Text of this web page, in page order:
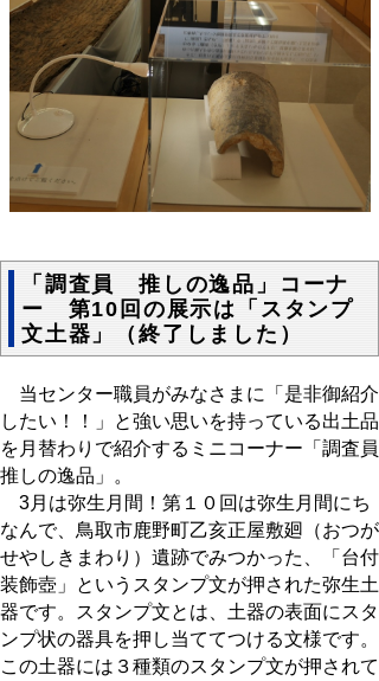
「調査員 推しの逸品」コーナ
ー 第10回の展示は「スタンプ
文土器」（終了しました）
当センター職員がみなさまに「是非御紹介
したい！！」と強い思いを持っている出土品
を月替わりで紹介するミニコーナー「調査員
推しの逸品」。
3月は弥生月間！ 第１０回は弥生月間にち
なんで、鳥取市鹿野町乙亥正屋敷廻（おつが
せやしきまわり）遺跡でみつかった、「台付
装飾壺」というスタンプ文が押された弥生土
器です。スタンプ文とは、土器の表面にスタ
ンプ状の器具を押し当ててつける文様です。
この土器には３種類のスタンプ文が押されて